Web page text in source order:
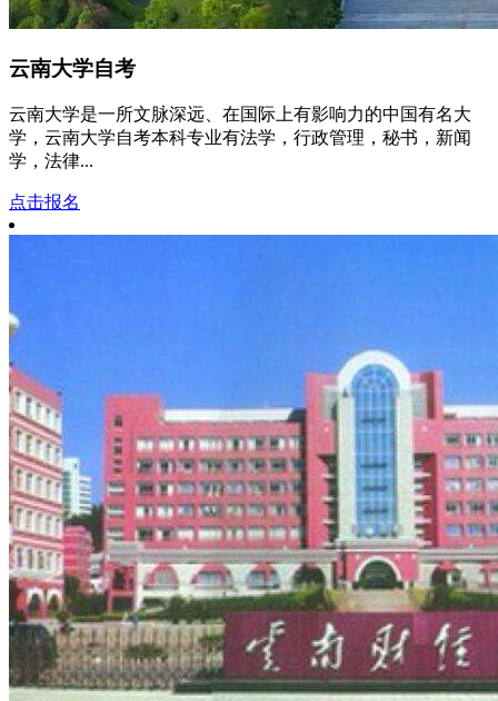
云南大学自考
云南大学是一所文脉深远、在国际上有影响力的中国有名大
学，云南大学自考本科专业有法学，行政管理，秘书，新闻
学，法律...
点击报名